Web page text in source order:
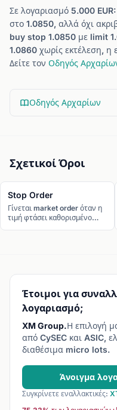
Σε λογαριασμό 5.000
στο 1.0850, αλλά όχι
buy stop 1.0850 με limit
1.0860 χωρίς εκτέλεση, η
Δείτε τον Οδηγός
Οδηγός Αρχαρίων
Σχετικοί Όροι
Stop Order
Γίνεται market order όταν η
τιμή φτάσει καθορισμένο
Έτοιμοι για
λογαριασμό;
XM Group.Η επιλογή
από CySEC και ASIC,
διαθέσιμα micro lots.
Άνοιγμα
Συγκρίνετε εναλλακτικές: